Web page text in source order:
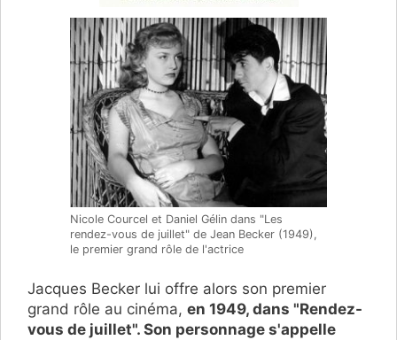
Nicole Courcel et Daniel Gélin dans "Les
rendez-vous de juillet" de Jean Becker (1949),
le premier grand rôle de l'actrice
Jacques Becker lui offre alors son premier
grand rôle au cinéma, en 1949, dans "Rendez-
vous de juillet". Son personnage s'appelle